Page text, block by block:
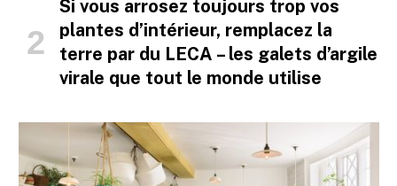
Si vous arrosez toujours trop vos
plantes d’intérieur, remplacez la
terre par du LECA – les galets d’argile
virale que tout le monde utilise